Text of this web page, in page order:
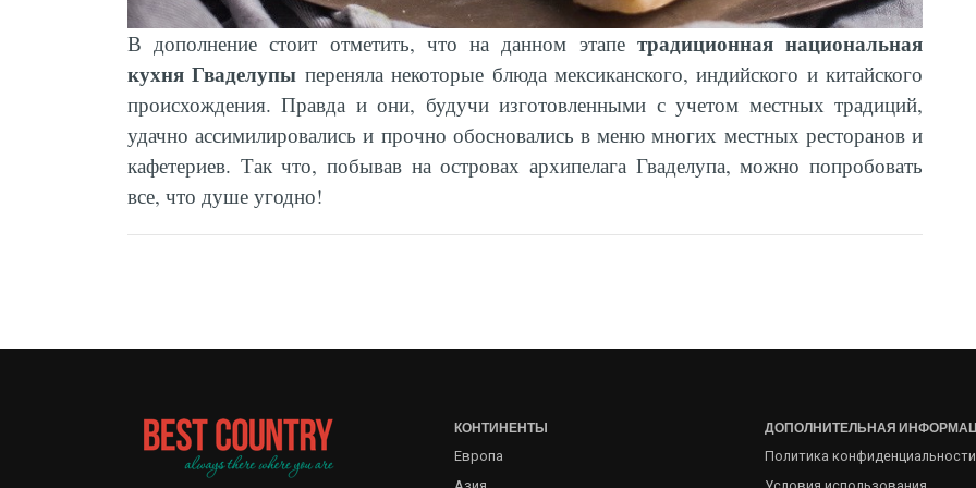
В дополнение стоит отметить, что на данном этапе традиционная национальная
кухня Гваделупы переняла некоторые блюда мексиканского, индийского и китайского
происхождения. Правда и они, будучи изготовленными с учетом местных традиций,
удачно ассимилировались и прочно обосновались в меню многих местных ресторанов и
кафетериев. Так что, побывав на островах архипелага Гваделупа, можно попробовать
все, что душе угодно!
КОНТИНЕНТЫ
Европа
ДОПОЛНИТЕЛЬНАЯ
Политика конфиденциальности